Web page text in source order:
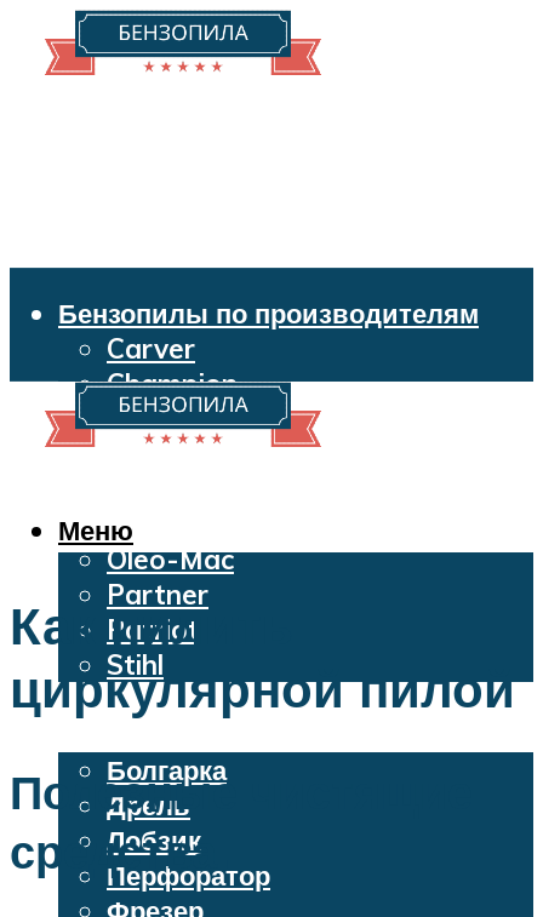
Бензопилы по производителям
Carver
Champion
Echo
Husqvarna
Makita
Oleo-Mac
Partner
Patriot
Stihl
Бензопилы
Болгарка
Дрель
Лобзик
Перфоратор
Меню
Как пилить
циркулярной пилой
Полезные чистящие
средства.